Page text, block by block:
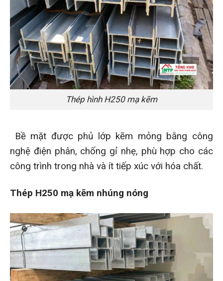
Thép hình H250 mạ kẽm
Bề mặt được phủ lớp kẽm mỏng bằng công
nghệ điện phân, chống gỉ nhẹ, phù hợp cho các
công trình trong nhà và ít tiếp xúc với hóa chất.
Thép H250 mạ kẽm nhúng nóng